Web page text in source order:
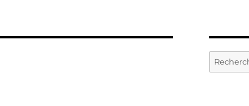
Recherche
pour :